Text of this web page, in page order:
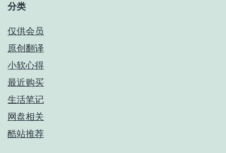
分类
仅供会员
原创翻译
小软心得
最近购买
生活笔记
网盘相关
酷站推荐